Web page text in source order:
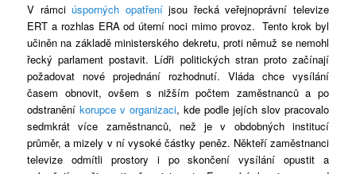
V rámciúsporných opatřeníjsou řecká veřejnoprávní televize
ERT a rozhlas ERA od úterní noci mimo provoz. Tento krok byl
učiněn na základě ministerského dekretu, proti němuž se nemohl
řecký parlament postavit. Lídři politických stran proto začínají
požadovat nové projednání rozhodnutí. Vláda chce vysílání
časem obnovit, ovšem s nižším počtem zaměstnanců a po
odstraněníkorupce v organizaci, kde podle jejích slov pracovalo
sedmkrát více zaměstnanců, než je v obdobných institucí
průměr, a mizely v ní vysoké částky peněz. Někteří zaměstnanci
televize odmítli prostory i po skončení vysílání opustit a